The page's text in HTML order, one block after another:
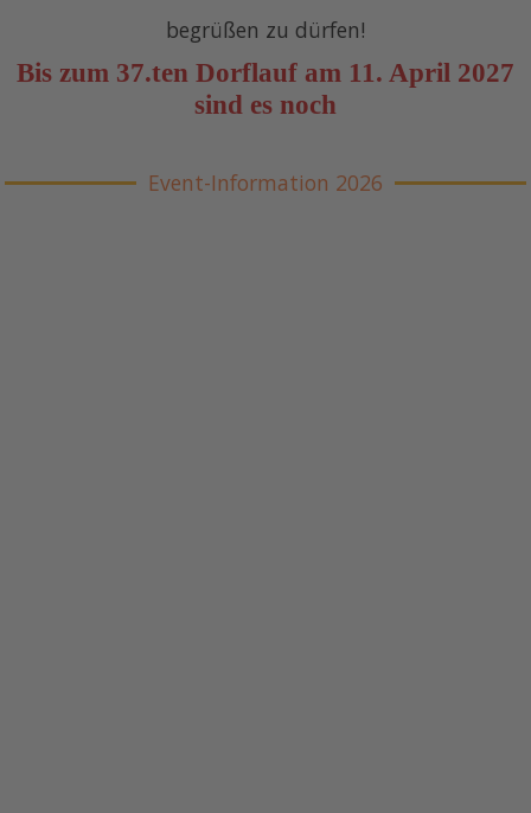
begrüßen zu dürfen!
Bis zum 37.ten Dorflauf am 11. April 2027
sind es noch
Event-Information 2026